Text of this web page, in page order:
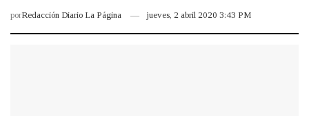
porRedacción Diario La Página jueves, 2 abril 2020 3:43 PM